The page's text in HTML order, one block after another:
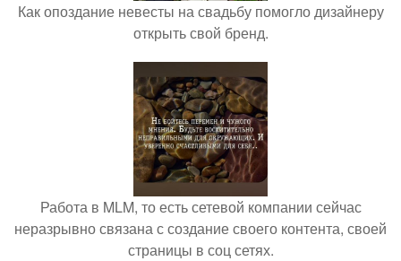
Как опоздание невесты на свадьбу помогло дизайнеру
открыть свой бренд.
Работа в MLM, то есть сетевой компании сейчас
неразрывно связана с создание своего контента, своей
страницы в соц сетях.